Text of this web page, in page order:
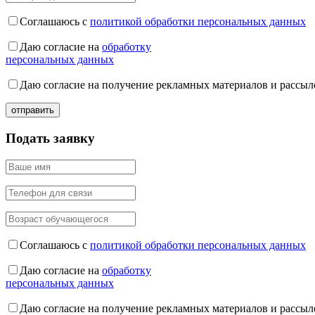
Соглашаюсь с политикой обработки персональных данных
Даю согласие на обработку
персональных данных
Даю согласие на получение рекламных материалов и
Подать заявку
Соглашаюсь с политикой обработки персональных данных
Даю согласие на обработку
персональных данных
Даю согласие на получение рекламных материалов и